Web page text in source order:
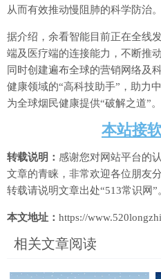
从而有效推动慢阻肺的科学防治。
据介绍，余看智能目前正在全线
端及医疗端的连接能力，不断推
同时创建遍布全球的营销网络及
健康领域的“高科技助手”，助力
为全球烟民健康提供“破解之道”。
本站接
转载说明： 感谢您对网站平台的
文章的青睐，非常欢迎各位朋友
转载请说明文章出处“513常识网”
本文地址： https://
相关文章阅读